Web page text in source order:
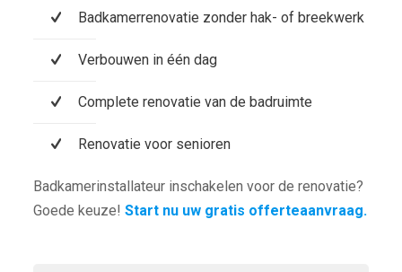
Badkamerrenovatie zonder hak- of breekwerk
Verbouwen in één dag
Complete renovatie van de badruimte
Renovatie voor senioren
Badkamerinstallateur inschakelen voor de renovatie?
Goede keuze! Start nu uw gratis offerteaanvraag.